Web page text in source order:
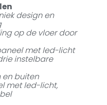
design en
op de vloer door
met led-licht
instelbare
en buiten
met led-licht,